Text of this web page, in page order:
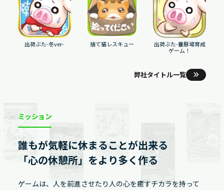
出荷ぶた-冬ver- 捨て猫レスキュー
出荷ぶた-養豚場育成
ゲーム！
弊社タイトル一覧
ミッション
誰もが気軽に休まることが出来る
「心の休憩所」をより多く作る
ゲームは、人を前進させたり人の心を癒すチカラを持って